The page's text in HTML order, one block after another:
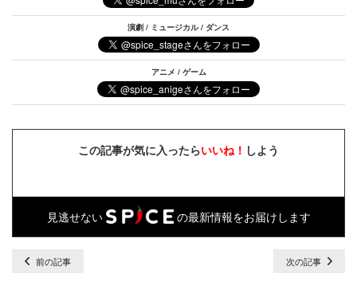
演劇 / ミュージカル / ダンス
アニメ / ゲーム
この記事が気に入ったらいいね！ しよう
見逃せない の最新情報をお届けします
前の記事 次の記事